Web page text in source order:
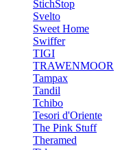
StichStop
Svelto
Sweet Home
Swiffer
TIGI
TRAWENMOOR
Tampax
Tandil
Tchibo
Tesori d'Oriente
The Pink Stuff
Theramed